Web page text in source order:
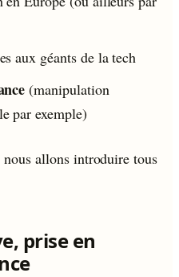
aux géants de la tech
(manipulation
par exemple)
allons introduire tous
prise en